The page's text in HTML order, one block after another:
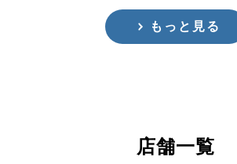
もっと見る
店舗一覧